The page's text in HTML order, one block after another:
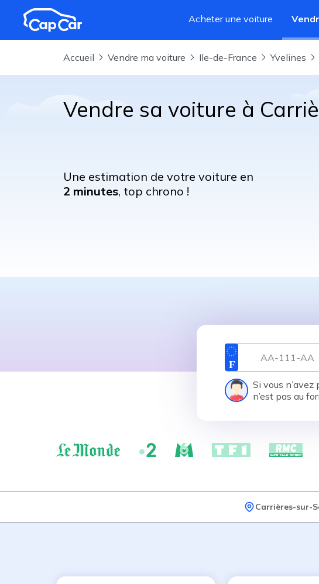
Aller au contenu principal
Acheter une voiture
Accueil Vendre ma voiture Ile-de-France Yvelines
Vendre sa voiture à
Une estimation de votre voiture en
2 minutes, top chrono !
Si vous
n’est pas au
Carrières-sur-